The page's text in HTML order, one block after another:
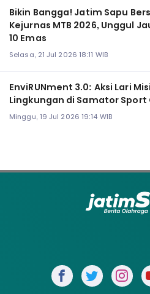
Bikin Bangga! Jatim Sapu
Kejurnas MTB 2026, Unggul
10 Emas
Selasa, 21 Jul 2026 18:11 WIB
EnviRUNment 3.0: Aksi Lari Misi
Lingkungan di Samator Sport
Minggu, 19 Jul 2026 19:14 WIB